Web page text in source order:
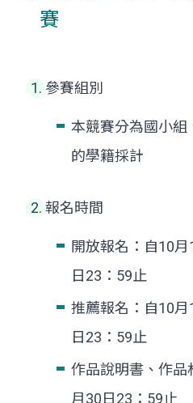
賽
參賽組別
本競賽分為國小組
的學籍採計
報名時間
開放報名：自10
日23：59止
推薦報名：自10
日23：59止
作品說明書、作品
月30日23：59止